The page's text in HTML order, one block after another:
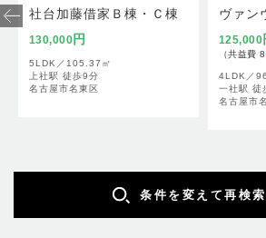
社台加藤借家Ｂ棟・Ｃ棟
130,000円
名古屋市名東区
5LDK／105.37㎡
上社駅 徒歩9分
ヴァン
125,000
（共益費
名古屋市
4LDK／
一社駅 徒
条件を変えて再検索